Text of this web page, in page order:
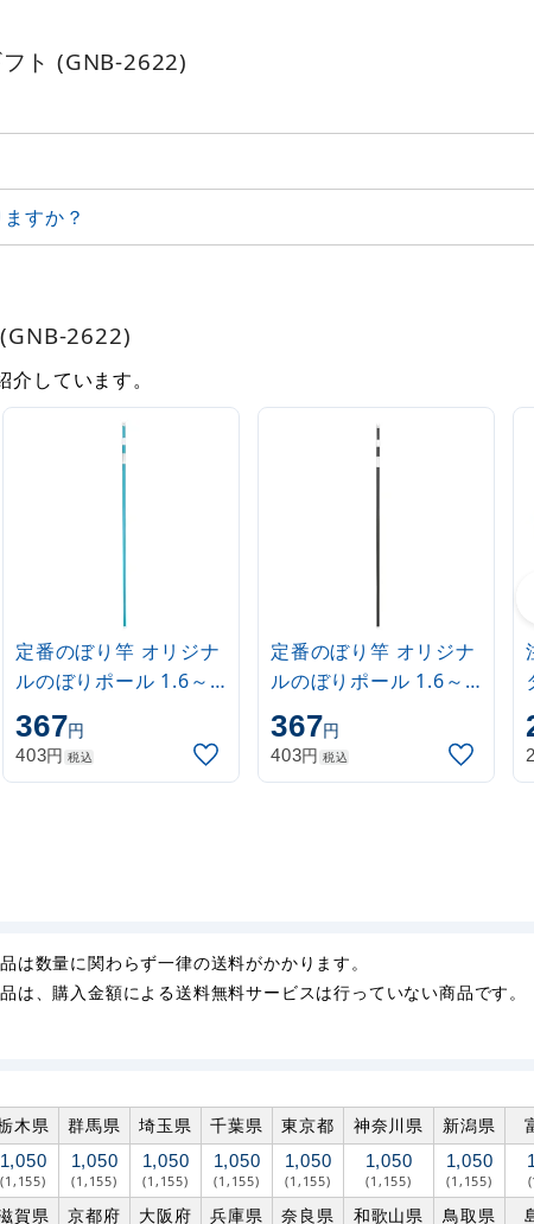
ト (GNB-2622)
すか？
2622)
しています。
定番のぼり竿 オリジナ
ルのぼりポール 1.6～
3m 伸縮式 水色
(30537SBL)
367円
403円 税込
定番のぼり竿 オリジナ
ルのぼりポール 1.6～
3m 伸縮式 黒
(30537BLK)
367円
403円 税込
は数量に関わらず一律の送料がかかります。
は、購入金額による送料無料サービスは行っていない商品です。
木県 群馬県 埼玉県 千葉県 東京都 神奈川県 新潟県
1,050
(1,155)
1,050
(1,155)
1,050
(1,155)
1,050
(1,155)
1,050
(1,155)
1,050
(1,155)
1,050
(1,155)
賀県 京都府 大阪府 兵庫県 奈良県 和歌山県 鳥取県